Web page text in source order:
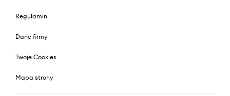
Regulamin
Dane firmy
Twoje Cookies
Mapa strony